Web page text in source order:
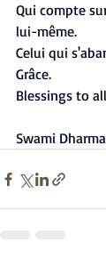
Qui compte
lui-même.
Celui qui
Grâce.
Blessings to all
Swami